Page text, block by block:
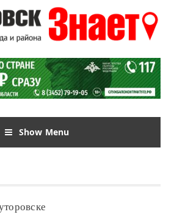
Show Menu